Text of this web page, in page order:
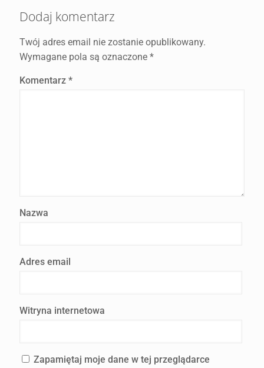
Dodaj komentarz
Twój adres email nie zostanie opublikowany.
Wymagane pola są oznaczone *
Komentarz *
Nazwa
Adres email
Witryna internetowa
Zapamiętaj moje dane w tej przeglądarce